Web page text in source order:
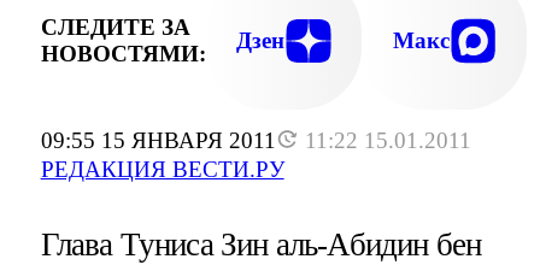
09:55 15 ЯНВАРЯ 2011
11:22 15.01.2011
РЕДАКЦИЯ ВЕСТИ.РУ
СЛЕДИТЕ ЗА
НОВОСТЯМИ:
Дзен Макс
Глава Туниса Зин аль-Абидин бен